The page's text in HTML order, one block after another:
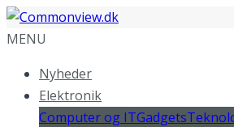
MENU
Nyheder
Elektronik
Computer og ITGadgets